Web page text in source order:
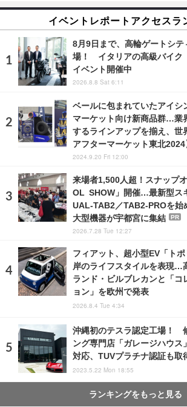
イベントレポートアクセスラ
8月9日まで、高輪ゲートシ
場！ イタリアの高級バイク
イベント開催中
2026.8.8 Sat 6:11
ベールに包まれていたアイシ
マーケット向け新商品群…業
するラインアップを揃え、世
アフターマーケット東北2024
2024.9.20 Fri 12:00
来場者1,500人超！スナップ
OL SHOW」開催…最新型ス
UAL-TAB2／TAB2-PROを始
大型機器が宇都宮に集結
PR
2026.7.28 Tue 12:27
フィアット、超小型EV「ト
岸のライフスタイルを表現…
ランド・ビルブレカンと「コ
ョン」を欧州で発表
2026.8.4 Tue 4:34
沖縄初のテスラ認定工場！
ング専門店「ガレージハウ
対応、TUVプラチナ認証も取
2023.5.22 Mon 18:55
ランキングをもっと見る